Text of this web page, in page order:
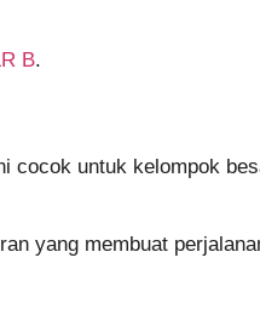
B.
cocok untuk kelompok
yang membuat